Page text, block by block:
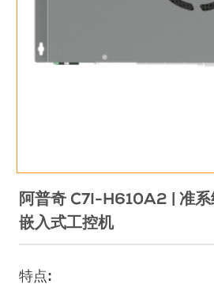
阿普奇 C7I-H610A2 | 准
嵌入式工控机
特点: